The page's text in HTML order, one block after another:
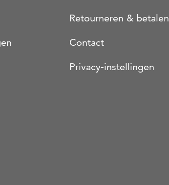
Retourneren & betalen
Contact
Privacy-instellingen